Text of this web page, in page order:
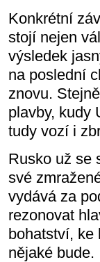
Konkrétní
stojí nejen
výsledek
na poslední
znovu.
plavby, kudy
tudy vozí i
Rusko už se
své
vydává za
rezonovat
bohatství, ke
nějaké bude.